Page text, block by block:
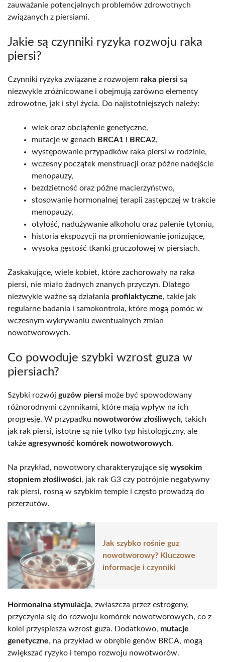
zauważanie potencjalnych problemów zdrowotnych
związanych z piersiami.
Jakie są czynniki ryzyka rozwoju raka
piersi?
Czynniki ryzyka związane z rozwojem raka piersi są
niezwykle zróżnicowane i obejmują zarówno elementy
zdrowotne, jak i styl życia. Do najistotniejszych należy:
wiek oraz obciążenie genetyczne,
mutacje w genach BRCA1 i BRCA2,
występowanie przypadków raka piersi w rodzinie,
wczesny początek menstruacji oraz późne nadejście
menopauzy,
bezdzietność oraz późne macierzyństwo,
stosowanie hormonalnej terapii zastępczej w trakcie
menopauzy,
otyłość, nadużywanie alkoholu oraz palenie tytoniu,
historia ekspozycji na promieniowanie jonizujące,
wysoka gęstość tkanki gruczołowej w piersiach.
Zaskakujące, wiele kobiet, które zachorowały na raka
piersi, nie miało żadnych znanych przyczyn. Dlatego
niezwykle ważne są działania profilaktyczne, takie jak
regularne badania i samokontrola, które mogą pomóc w
wczesnym wykrywaniu ewentualnych zmian
nowotworowych.
Co powoduje szybki wzrost guza w
piersiach?
Szybki rozwój guzów piersi może być spowodowany
różnorodnymi czynnikami, które mają wpływ na ich
progresję. W przypadku nowotworów złośliwych, takich
jak rak piersi, istotne są nie tylko typ histologiczny, ale
także agresywność komórek nowotworowych.
Na przykład, nowotwory charakteryzujące się wysokim
stopniem złośliwości, jak rak G3 czy potrójnie negatywny
rak piersi, rosną w szybkim tempie i często prowadzą do
przerzutów.
Jak szybko rośnie guz
nowotworowy? Kluczowe
informacje i czynniki
Hormonalna stymulacja, zwłaszcza przez estrogeny,
przyczynia się do rozwoju komórek nowotworowych, co z
kolei przyspiesza wzrost guza. Dodatkowo, mutacje
genetyczne, na przykład w obrębie genów BRCA, mogą
zwiększać ryzyko i tempo rozwoju nowotworów.